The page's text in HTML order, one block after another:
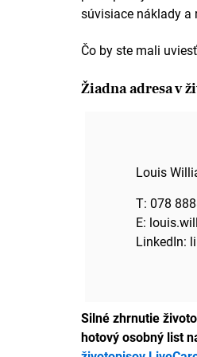
Stavebná škola v
Úrovne A:
Komunitná škola
Zručnosti
Hľadanie a
Výstavba:
zákazníkmi.
Komunikácia:
Inovácia: mať
súvisiace náklady a
Čo by ste mali uviesť
Žiadna adresa v
Louis
T: 078
E:
LinkedIn:
Silné zhrnutie
hotový osobný list